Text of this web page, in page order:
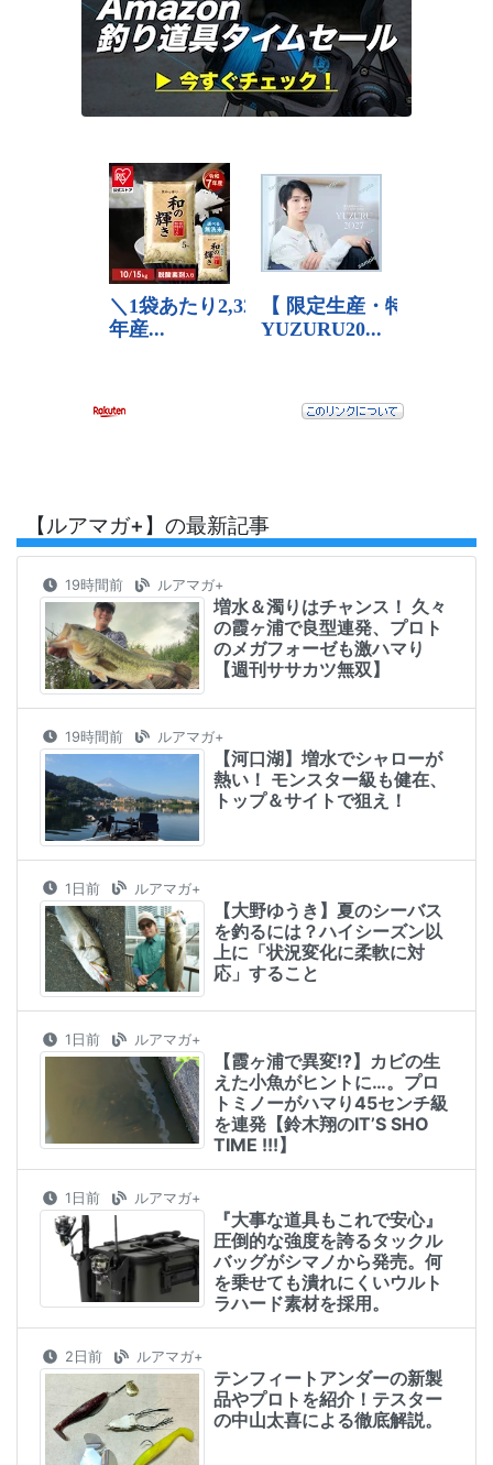
【ルアマガ+】の最新記事
19時間前 ルアマガ+
増水＆濁りはチャンス！ 久々
の霞ヶ浦で良型連発、プロト
のメガフォーゼも激ハマり
【週刊ササカツ無双】
19時間前 ルアマガ+
【河口湖】増水でシャローが
熱い！ モンスター級も健在、
トップ＆サイトで狙え！
1日前 ルアマガ+
【大野ゆうき】夏のシーバス
を釣るには？ハイシーズン以
上に「状況変化に柔軟に対
応」すること
1日前 ルアマガ+
【霞ヶ浦で異変!?】カビの生
えた小魚がヒントに…。プロ
トミノーがハマり45センチ級
を連発【鈴木翔のIT’S SHO
TIME !!!】
1日前 ルアマガ+
『大事な道具もこれで安心』
圧倒的な強度を誇るタックル
バッグがシマノから発売。何
を乗せても潰れにくいウルト
ラハード素材を採用。
2日前 ルアマガ+
テンフィートアンダーの新製
品やプロトを紹介！テスター
の中山太喜による徹底解説。